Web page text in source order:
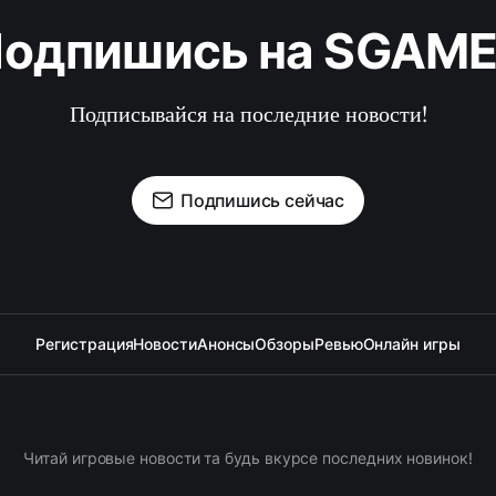
на
Подписывайся на последние новости!
Подпишись сейчас
РегистрацияНовостиАнонсыОбзорыРевьюОнлайн игры
Читай игровые новости та будь вкурсе последних новинок!